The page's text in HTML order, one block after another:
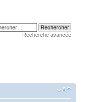
Recherche avancée